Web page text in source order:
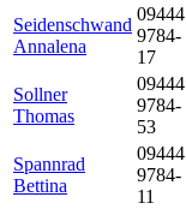
Seidenschwand
Annalena
09444
9784-
17
Sollner
Thomas
09444
9784-
53
Spannrad
Bettina
09444
9784-
11